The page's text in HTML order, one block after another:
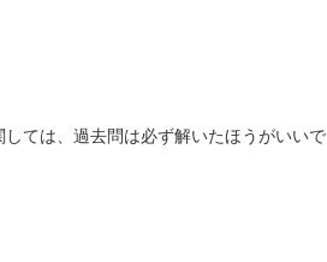
ては、過去問は必ず解いたほうがいいで